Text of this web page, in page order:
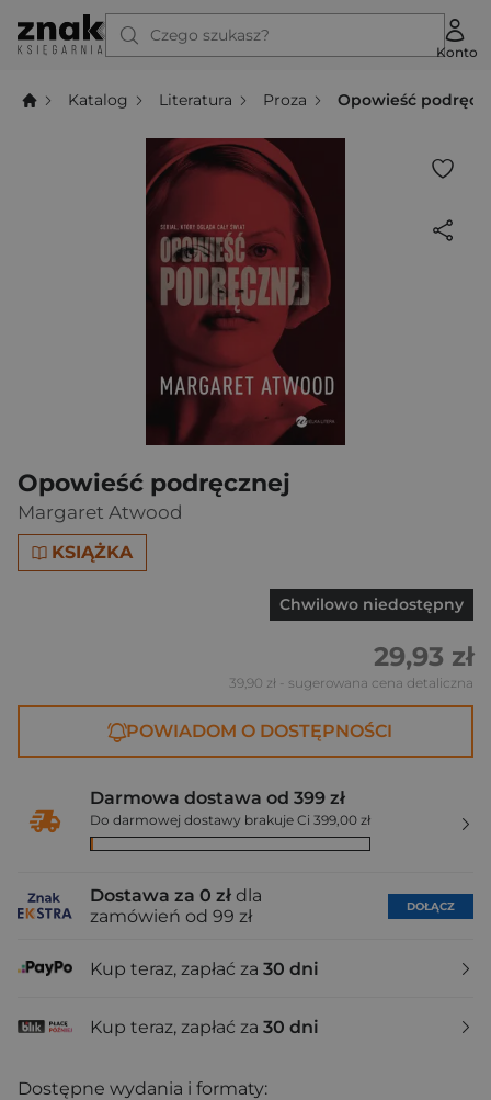
Czego szukasz?
Konto
Katalog Literatura Proza Opowieść
Opowieść podręcznej
Margaret Atwood
KSIĄŻKA
Chwilowo niedostępny
29,93 zł
39,90 zł - sugerowana cena detaliczna
POWIADOM O DOSTĘPNOŚCI
Darmowa dostawa od 399 zł
Do darmowej dostawy brakuje Ci 399,00 zł
Dostawa za 0 zł dla
zamówień od 99 zł
DOŁĄCZ
Kup teraz, zapłać za 30 dni
Kup teraz, zapłać za 30 dni
Dostępne wydania i formaty: